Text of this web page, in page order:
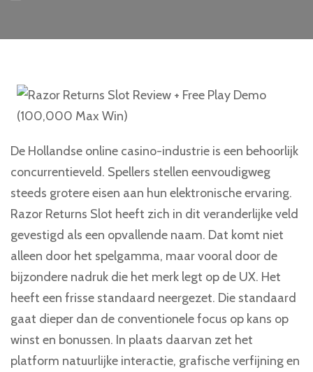
De Hollandse online casino-industrie is een behoorlijk
concurrentieveld. Spellers stellen eenvoudigweg
steeds grotere eisen aan hun elektronische ervaring.
Razor Returns Slot heeft zich in dit veranderlijke veld
gevestigd als een opvallende naam. Dat komt niet
alleen door het spelgamma, maar vooral door de
bijzondere nadruk die het merk legt op de UX. Het
heeft een frisse standaard neergezet. Die standaard
gaat dieper dan de conventionele focus op kans op
winst en bonussen. In plaats daarvan zet het
platform natuurlijke interactie, grafische verfijning en